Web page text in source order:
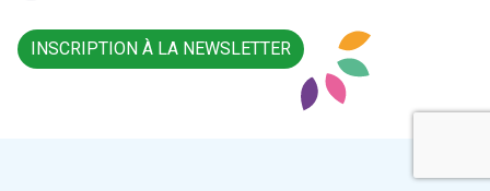
INSCRIPTION À LA NEWSLETTER